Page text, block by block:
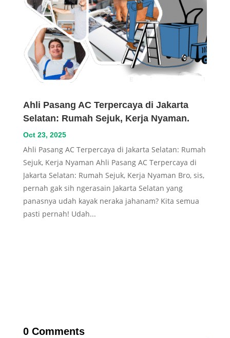
Ahli Pasang AC Terpercaya di Jakarta
Selatan: Rumah Sejuk, Kerja Nyaman.
Oct 23, 2025
Ahli Pasang AC Terpercaya di Jakarta Selatan: Rumah
Sejuk, Kerja Nyaman Ahli Pasang AC Terpercaya di
Jakarta Selatan: Rumah Sejuk, Kerja Nyaman Bro, sis,
pernah gak sih ngerasain Jakarta Selatan yang
panasnya udah kayak neraka jahanam? Kita semua
pasti pernah! Udah...
0 Comments